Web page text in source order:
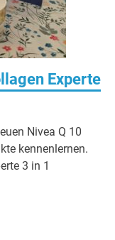
Experte
Nivea Q 10
kennenlernen.
3 in 1